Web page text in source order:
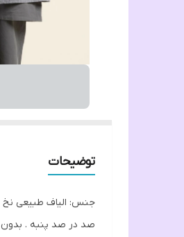
توضیحات
جنس: الیاف طبیعی نخ
صد در صد پنبه . بدون